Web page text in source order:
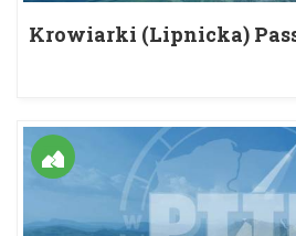
Krowiarki (Lipnicka)